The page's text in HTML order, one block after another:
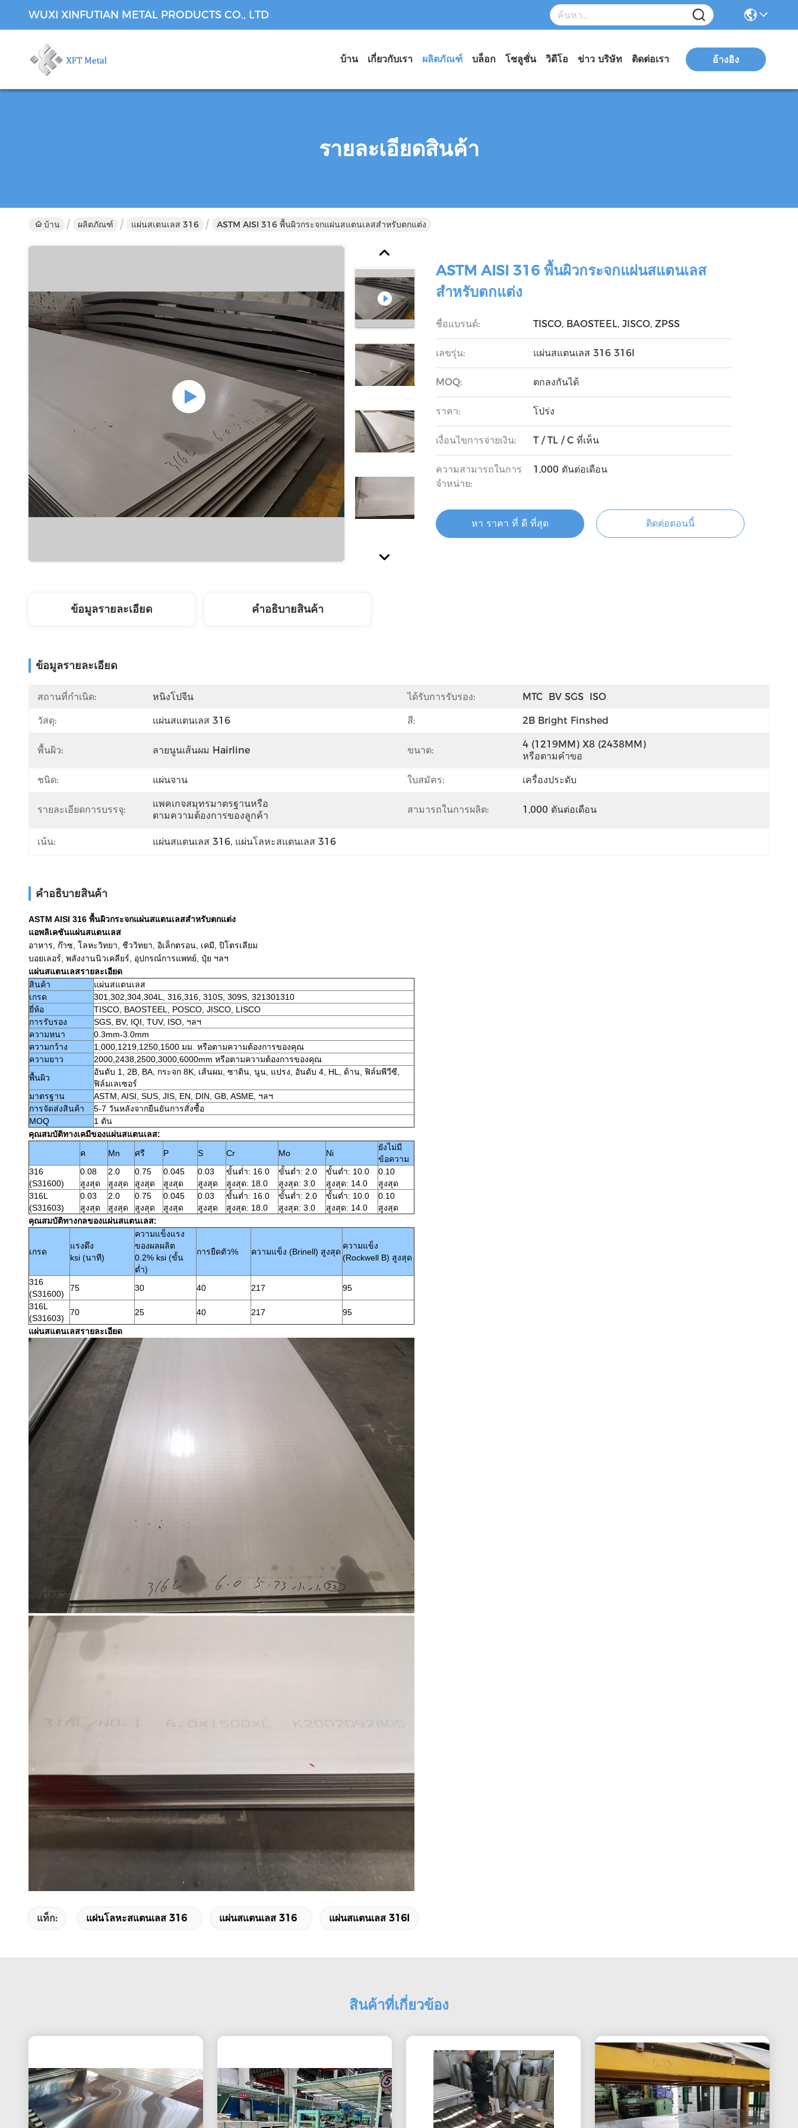
WUXI XINFUTIAN METAL PRODUCTS CO., LTD
บ้าน เกี่ยวกับเรา ผลิตภัณฑ์ บล็อก โซลูชั่น วิดีโอ ข่าว บริษัท ติดต่อเรา อ้างอิง
รายละเอียดสินค้า
บ้าน ผลิตภัณฑ์ แผ่นสเตนเลส 316 ASTM AISI 316 พื้นผิวกระจกแผ่นสแตนเลสสำหรับตกแต่ง
ASTM AISI 316 พื้นผิวกระจกแผ่นสแตนเลส
สำหรับตกแต่ง
ชื่อแบรนด์: TISCO, BAOSTEEL, JISCO, ZPSS
เลขรุ่น: แผ่นสแตนเลส 316 316l
MOQ: ตกลงกันได้
ราคา: โปร่ง
เงื่อนไขการจ่ายเงิน: T / TL / C ที่เห็น
ความสามารถในการ
จําหน่าย:
1,000 ตันต่อเดือน
หา ราคา ที่ ดี ที่สุด ติดต่อตอนนี้
ข้อมูลรายละเอียด คําอธิบายสินค้า
ข้อมูลรายละเอียด
สถานที่กำเนิด: หนิงโปจีน ได้รับการรับรอง: MTC  BV SGS  ISO
วัสดุ: แผ่นสแตนเลส 316 สี: 2B Bright Finshed
พื้นผิว: ลายนูนเส้นผม Hairline ขนาด:
4 (1219MM) X8 (2438MM)
หรือตามคำขอ
ชนิด: แผ่นจาน ใบสมัคร: เครื่องประดับ
รายละเอียดการบรรจุ:
แพคเกจสมุทรมาตรฐานหรือ
ตามความต้องการของลูกค้า
สามารถในการผลิต: 1,000 ตันต่อเดือน
เน้น: แผ่นสแตนเลส 316, แผ่นโลหะสแตนเลส 316
คําอธิบายสินค้า
ASTM AISI 316 พื้นผิวกระจกแผ่นสแตนเลสสำหรับตกแต่ง
แอพลิเคชันแผ่นสแตนเลส
อาหาร, ก๊าซ, โลหะวิทยา, ชีววิทยา, อิเล็กตรอน, เคมี, ปิโตรเลียม
บอยเลอร์, พลังงานนิวเคลียร์, อุปกรณ์การแพทย์, ปุ๋ย ฯลฯ
แผ่นสแตนเลสรายละเอียด
สินค้า
แผ่นสแตนเลส
เกรด
301,302,304,304L, 316,316, 310S, 309S, 321301310
ยี่ห้อ
TISCO, BAOSTEEL, POSCO, JISCO, LISCO
การรับรอง
SGS, BV, IQI, TUV, ISO, ฯลฯ
ความหนา
0.3mm-3.0mm
ความกว้าง
1,000,1219,1250,1500 มม. หรือตามความต้องการของคุณ
ความยาว
2000,2438,2500,3000,6000mm หรือตามความต้องการของคุณ
พื้นผิว
อันดับ 1, 2B, BA, กระจก 8K, เส้นผม, ซาติน, นูน, แปรง, อันดับ 4, HL, ด้าน, ฟิล์มพีวีซี,
ฟิล์มเลเซอร์
มาตรฐาน
ASTM, AISI, SUS, JIS, EN, DIN, GB, ASME, ฯลฯ
การจัดส่งสินค้า
5-7 วันหลังจากยืนยันการสั่งซื้อ
MOQ
1 ตัน
คุณสมบัติทางเคมีของแผ่นสแตนเลส:
ค
Mn ศรี P S Cr Mo Ni
ยังไม่มี
ข้อความ
316
(S31600)
0.08
สูงสุด
2.0
สูงสุด
0.75
สูงสุด
0.045
สูงสุด
0.03
สูงสุด
ขั้นต่ำ: 16.0
สูงสุด: 18.0
ขั้นต่ำ: 2.0
สูงสุด: 3.0
ขั้นต่ำ: 10.0
สูงสุด: 14.0
0.10
สูงสุด
316L
(S31603)
0.03
สูงสุด
2.0
สูงสุด
0.75
สูงสุด
0.045
สูงสุด
0.03
สูงสุด
ขั้นต่ำ: 16.0
สูงสุด: 18.0
ขั้นต่ำ: 2.0
สูงสุด: 3.0
ขั้นต่ำ: 10.0
สูงสุด: 14.0
0.10
สูงสุด
คุณสมบัติทางกลของแผ่นสแตนเลส:
เกรด
แรงดึง
ksi (นาที)
ความแข็งแรง
ของผลผลิต
0.2% ksi (ขั้น
ต่ำ)
การยืดตัว% ความแข็ง (Brinell) สูงสุด
ความแข็ง
(Rockwell B) สูงสุด
316
(S31600)
75 30 40 217
95
316L
(S31603)
70 25 40 217
95
แผ่นสแตนเลสรายละเอียด
แท็ก: แผ่นโลหะสแตนเลส 316 แผ่นสแตนเลส 316 แผ่นสแตนเลส 316l
สินค้าที่เกี่ยวข้อง